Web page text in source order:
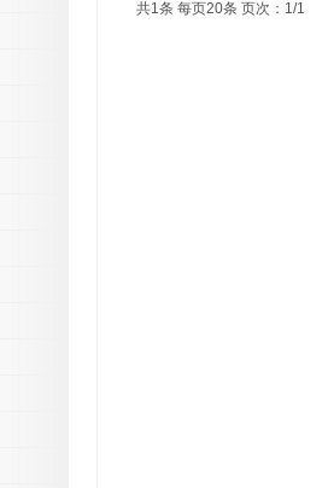
共1条 每页20条 页次：1/1